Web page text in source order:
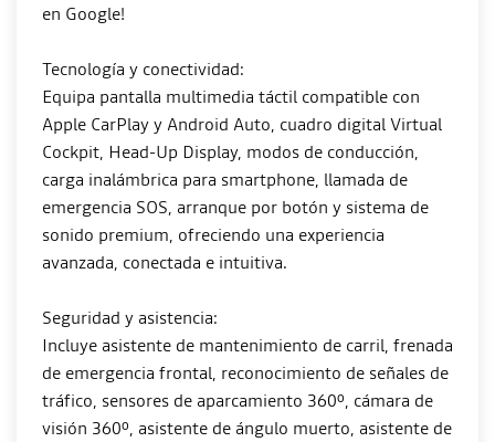
en Google!
Tecnología y conectividad:
Equipa pantalla multimedia táctil compatible con
Apple CarPlay y Android Auto, cuadro digital Virtual
Cockpit, Head-Up Display, modos de conducción,
carga inalámbrica para smartphone, llamada de
emergencia SOS, arranque por botón y sistema de
sonido premium, ofreciendo una experiencia
avanzada, conectada e intuitiva.
Seguridad y asistencia:
Incluye asistente de mantenimiento de carril, frenada
de emergencia frontal, reconocimiento de señales de
tráfico, sensores de aparcamiento 360º, cámara de
visión 360º, asistente de ángulo muerto, asistente de